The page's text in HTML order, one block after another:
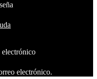
electrónico
electrónico.